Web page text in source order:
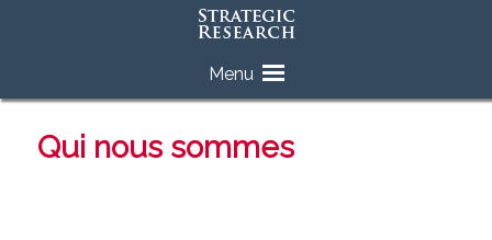
Menu
Skip
to
Qui nous sommes